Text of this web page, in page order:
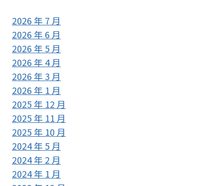
2026 年 7 月
2026 年 6 月
2026 年 5 月
2026 年 4 月
2026 年 3 月
2026 年 1 月
2025 年 12 月
2025 年 11 月
2025 年 10 月
2024 年 5 月
2024 年 2 月
2024 年 1 月